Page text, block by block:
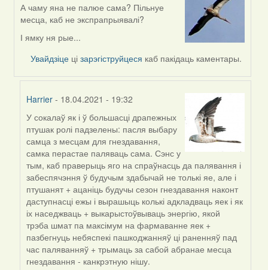
In
reply
to
Harrier
А чаму яна не палюе сама? Пільнуе
месца, каб не экспрапрыявалі?
І ямку ня рые...
Увайдзіце цізарэгіструйцеся каб пакідаць каментары.
Harrier - 18.04.2021 - 19:32
In
reply
to
by
Lighty
У сокалаў як і ў большасці драпежных
птушак ролі падзелены: пасля выбару
самца з месцам для гнездавання,
самка перастае паляваць сама. Сэнс у
тым, каб праверыць яго на спраўнасць да палявання і
забеспячэння ў будучым здабычай не толькі яе, але і
птушанят + ацаніць будучы сезон гнездавання наконт
даступнасці ежы і вырашыць колькі адкладваць яек і як
іх наседжваць + выкарыстоўвываць энергію, якой
трэба шмат па максімум на фармаванне яек +
пазбегнуць небяспекі пашкоджанняў ці раненняў пад
час паляванняў + трымаць за сабой абранае месца
гнездавання - канкрэтную нішу.